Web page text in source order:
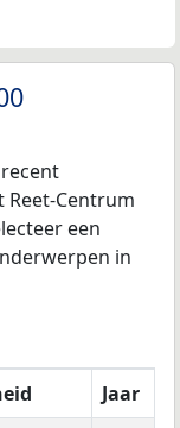
Reet-Centrum
een
in
Jaar